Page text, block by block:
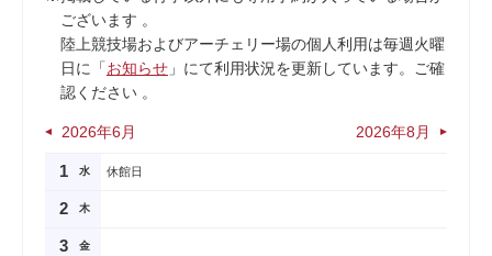
ございます 。
陸上競技場およびアーチェリー場の個人利用は毎週火曜
日に「お知らせ 」にて利用状況を更新しています。ご確
認ください 。
2026年8月
2026年6月
1 水 休館日
2 木
3 金